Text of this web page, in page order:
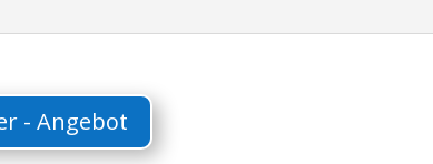
- Angebot